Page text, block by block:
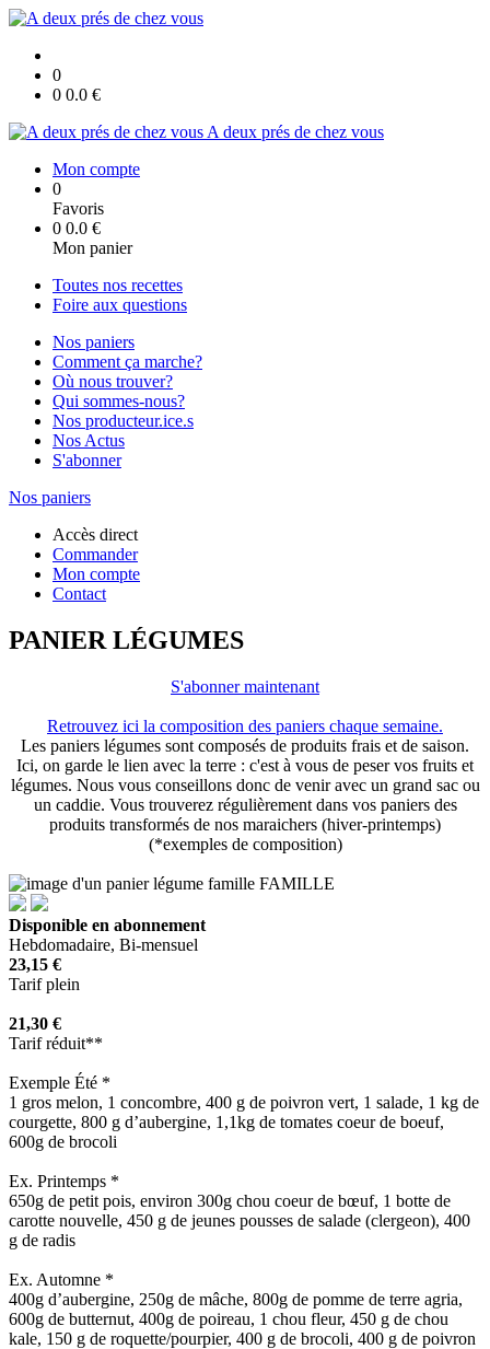
0
0 0.0 €
A deux prés de chez vous
Mon compte
0
Favoris
0 0.0 €
Mon panier
Toutes nos recettes
Foire aux questions
Nos paniers
Comment ça marche?
Où nous trouver?
Qui sommes-nous?
Nos producteur.ice.s
Nos Actus
S'abonner
Nos paniers
Accès direct
Commander
Mon compte
Contact
PANIER LÉGUMES
S'abonner maintenant
Retrouvez ici la composition des paniers chaque semaine.
Les paniers légumes sont composés de produits frais et de saison.
Ici, on garde le lien avec la terre : c'est à vous de peser vos fruits et
légumes. Nous vous conseillons donc de venir avec un grand sac ou
un caddie. Vous trouverez régulièrement dans vos paniers des
produits transformés de nos maraichers (hiver-printemps)
(*exemples de composition)
FAMILLE
Disponible en abonnement
Hebdomadaire, Bi-mensuel
23,15 €
Tarif plein
21,30 €
Tarif réduit**
Exemple Été *
1 gros melon, 1 concombre, 400 g de poivron vert, 1 salade, 1 kg de
courgette, 800 g d’aubergine, 1,1kg de tomates coeur de boeuf,
600g de brocoli
Ex. Printemps *
650g de petit pois, environ 300g chou coeur de bœuf, 1 botte de
carotte nouvelle, 450 g de jeunes pousses de salade (clergeon), 400
g de radis
Ex. Automne *
400g d’aubergine, 250g de mâche, 800g de pomme de terre agria,
600g de butternut, 400g de poireau, 1 chou fleur, 450 g de chou
kale, 150 g de roquette/pourpier, 400 g de brocoli, 400 g de poivron